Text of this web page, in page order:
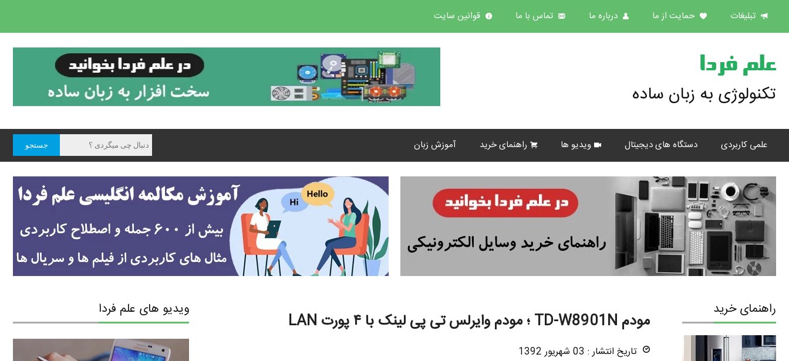
تبلیغات حمایت از ما درباره ما تماس با ما قوانین سایت
علم فردا
تکنولوژی به زبان ساده
علمی کاربردی دستگاه های دیجیتال ویدیو ها راهنمای خرید آموزش زبان
راهنمای خرید
مودم TD-W8901N ؛ مودم وایرلس تی پی لینک با ۴ پورت LAN
تاریخ انتشار : 03 شهریور 1392
ویدیو های علم فردا